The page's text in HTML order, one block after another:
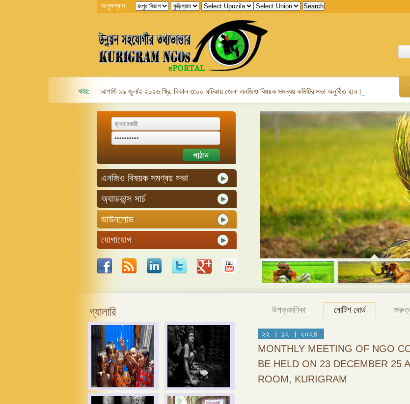
অনুসন্ধান
খবর: আগামী ১৯ জুলাই ২০২৬ খ্রি. বিকাল ৩:০০ ঘটিকায় জেলা এনজিও বিষয়ক সমন্বয় কমিটির সভা অনুষ্ঠিত হবে।
এনজিও বিষয়ক সমণ্বয় সভা
অ্যাডভান্স সার্চ
ডাউনলোড
যোগাযোগ
গ্যালারি উপক্রমণিকা নোটিশ বোর্ড
২২ । ১২ । ২০২৪
MONTHLY MEETING OF NGO
BE HELD ON 23 DECEMBER 25
ROOM, KURIGRAM